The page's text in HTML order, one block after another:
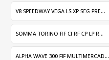
V8 SPEEDWAY VEGA LS XP SEG PRE...
SOMMA TORINO FIF CI RF CP LP R...
ALPHA WAVE 300 FIF MULTIMERCAD...